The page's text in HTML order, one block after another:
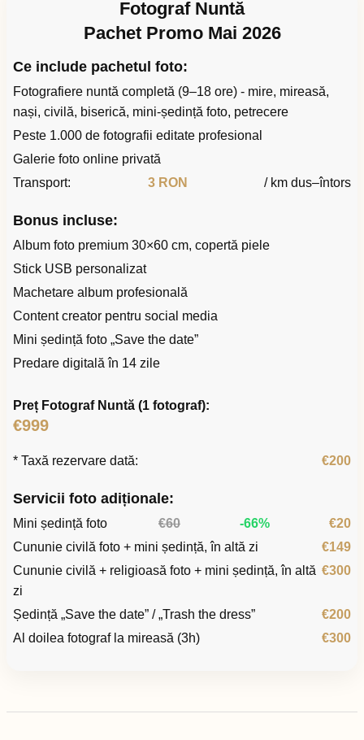
Fotograf Nuntă
Pachet Promo Mai 2026
Ce include pachetul foto:
Fotografiere nuntă completă (9–18 ore) - mire, mireasă,
nași, civilă, biserică, mini-ședință foto, petrecere
Peste 1.000 de fotografii editate profesional
Galerie foto online privată
Transport:
3 RON / km dus–întors
Bonus incluse:
Album foto premium 30×60 cm, copertă piele
Stick USB personalizat
Machetare album profesională
Content creator pentru social media
Mini ședință foto „Save the date”
Predare digitală în 14 zile
Preț Fotograf Nuntă (1 fotograf):
€999
* Taxă rezervare dată: €200
Servicii foto adiționale:
Mini ședință foto €60 -66%
€20
Cununie civilă foto + mini ședință, în altă zi
€149
Cununie civilă + religioasă foto + mini ședință, în altă
zi
€300
Ședință „Save the date” / „Trash the dress”
€200
Al doilea fotograf la mireasă (3h)
€300